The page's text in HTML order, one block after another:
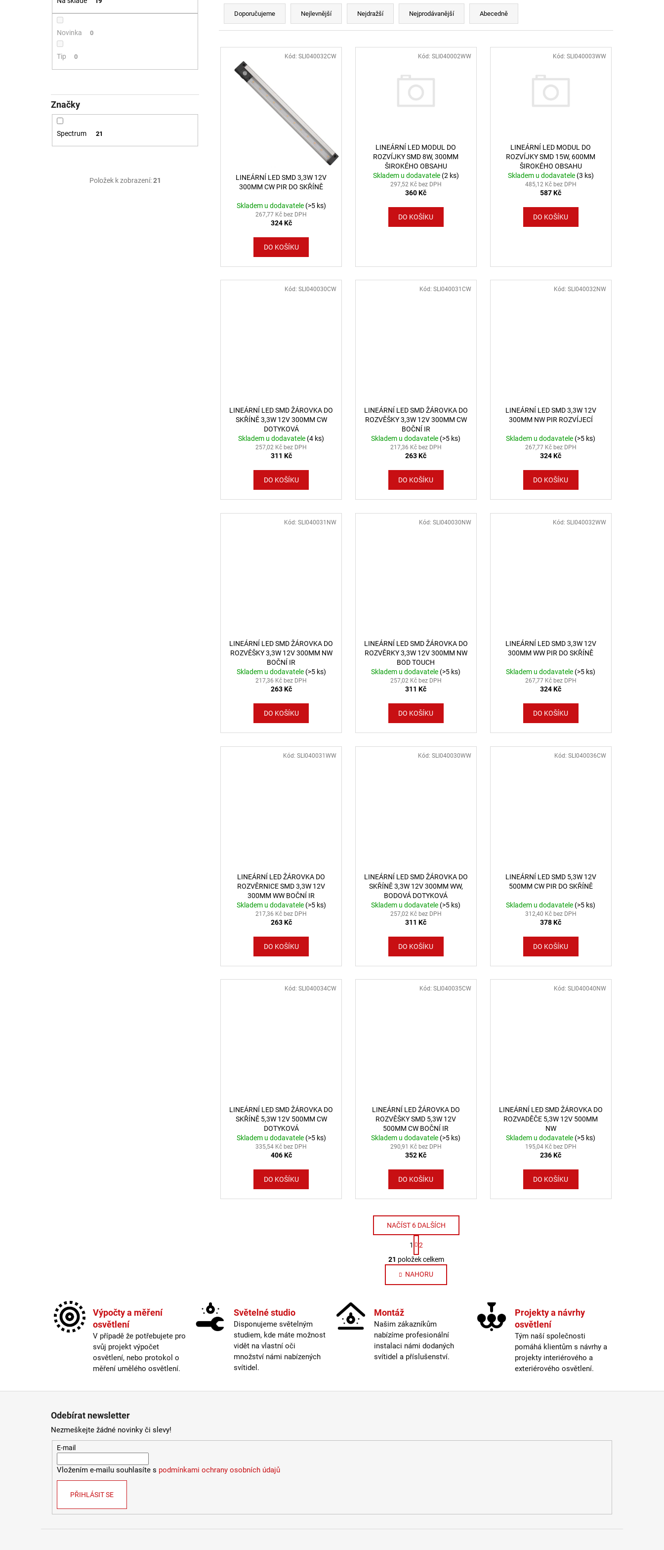
Novinka 0
Tip 0
Značky
Spectrum 21
Položek k zobrazení:21
Doporučujeme Nejlevnější Nejdražší Nejprodávanější Abecedně
Výpis produktů
LINEÁRNÍ LED SMD 3,3W 12V
300MM CW PIR DO SKŘÍNĚ
Skladem u dodavatele (>5 ks)
267,77 Kč bez DPH
324 Kč
DO KOŠÍKU
Kód:SLI040032CW
LINEÁRNÍ LED MODUL DO
ROZVÍJKY SMD 8W, 300MM
ŠIROKÉHO OBSAHU
Skladem u dodavatele (2 ks)
297,52 Kč bez DPH
360 Kč
DO KOŠÍKU
Kód: SLI040002WW
LINEÁRNÍ LED MODUL DO
ROZVÍJKY SMD 15W, 600MM
ŠIROKÉHO OBSAHU
Skladem u dodavatele (3 ks)
485,12 Kč bez DPH
587 Kč
DO KOŠÍKU
Kód: SLI040003WW
LINEÁRNÍ LED SMD ŽÁROVKA DO
SKŘÍNĚ 3,3W 12V 300MM CW
DOTYKOVÁ
Skladem u dodavatele (4 ks)
257,02 Kč bez DPH
311 Kč
DO KOŠÍKU
Kód:SLI040030CW
LINEÁRNÍ LED SMD ŽÁROVKA DO
ROZVĚŠKY 3,3W 12V 300MM CW
BOČNÍ IR
Skladem u dodavatele (>5 ks)
217,36 Kč bez DPH
263 Kč
DO KOŠÍKU
Kód: SLI040031CW
LINEÁRNÍ LED SMD 3,3W 12V
300MM NW PIR ROZVÍJECÍ
Skladem u dodavatele (>5 ks)
267,77 Kč bez DPH
324 Kč
DO KOŠÍKU
Kód: SLI040032NW
LINEÁRNÍ LED SMD ŽÁROVKA DO
ROZVĚŠKY 3,3W 12V 300MM NW
BOČNÍ IR
Skladem u dodavatele (>5 ks)
217,36 Kč bez DPH
263 Kč
DO KOŠÍKU
Kód:SLI040031NW
LINEÁRNÍ LED SMD ŽÁROVKA DO
ROZVĚRKY 3,3W 12V 300MM NW
BOD TOUCH
Skladem u dodavatele (>5 ks)
257,02 Kč bez DPH
311 Kč
DO KOŠÍKU
Kód: SLI040030NW
LINEÁRNÍ LED SMD 3,3W 12V
300MM WW PIR DO SKŘÍNĚ
Skladem u dodavatele (>5 ks)
267,77 Kč bez DPH
324 Kč
DO KOŠÍKU
Kód: SLI040032WW
LINEÁRNÍ LED ŽÁROVKA DO
ROZVĚRNICE SMD 3,3W 12V
300MM WW BOČNÍ IR
Skladem u dodavatele (>5 ks)
217,36 Kč bez DPH
263 Kč
DO KOŠÍKU
Kód:SLI040031WW
LINEÁRNÍ LED SMD ŽÁROVKA DO
SKŘÍNĚ 3,3W 12V 300MM WW,
BODOVÁ DOTYKOVÁ
Skladem u dodavatele (>5 ks)
257,02 Kč bez DPH
311 Kč
DO KOŠÍKU
Kód: SLI040030WW
LINEÁRNÍ LED SMD 5,3W 12V
500MM CW PIR DO SKŘÍNĚ
Skladem u dodavatele (>5 ks)
312,40 Kč bez DPH
378 Kč
DO KOŠÍKU
Kód: SLI040036CW
LINEÁRNÍ LED SMD ŽÁROVKA DO
SKŘÍNĚ 5,3W 12V 500MM CW
DOTYKOVÁ
Skladem u dodavatele (>5 ks)
335,54 Kč bez DPH
406 Kč
DO KOŠÍKU
Kód:SLI040034CW
LINEÁRNÍ LED ŽÁROVKA DO
ROZVĚŠKY SMD 5,3W 12V
500MM CW BOČNÍ IR
Skladem u dodavatele (>5 ks)
290,91 Kč bez DPH
352 Kč
DO KOŠÍKU
Kód: SLI040035CW
LINEÁRNÍ LED SMD ŽÁROVKA DO
ROZVADĚČE 5,3W 12V 500MM
NW
Skladem u dodavatele (>5 ks)
195,04 Kč bez DPH
236 Kč
DO KOŠÍKU
Kód: SLI040040NW
Ovládací prvky výpisu
NAČÍST 6 DALŠÍCH
Stránkování
1
2
21 položek celkem
NAHORU
Výpočty a měření
osvětlení
V případě že potřebujete pro
svůj projekt výpočet
osvětlení, nebo protokol o
měření umělého osvětlení.
Světelné studio
Disponujeme světelným
studiem, kde máte možnost
vidět na vlastní oči
množství námi nabízených
svítidel.
Montáž
Našim zákazníkům
nabízíme profesionální
instalaci námi dodaných
svítidel a příslušenství.
Projekty a návrhy
osvětlení
Tým naší společnosti
pomáhá klientům s návrhy a
projekty interiérového a
exteriérového osvětlení.
2 632 Kč
LED 50W 230V 3000K IP20
STMÍVATELNÉ - NOVA LUCE
9 078 Kč
9 216 Kč
Odebírat newsletter
Nezmeškejte žádné novinky či slevy!
E-mail
Vložením e-mailu souhlasíte s podmínkami ochrany osobních údajů
PŘIHLÁSIT SE